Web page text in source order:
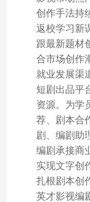
创作手法持
返校学习新
跟最新题材
合市场创作
就业发展渠
短剧出品平
资源。为学
荐、剧本合
剧、编剧助
编剧承接商
实现文字创
扎根剧本创
英才影视编